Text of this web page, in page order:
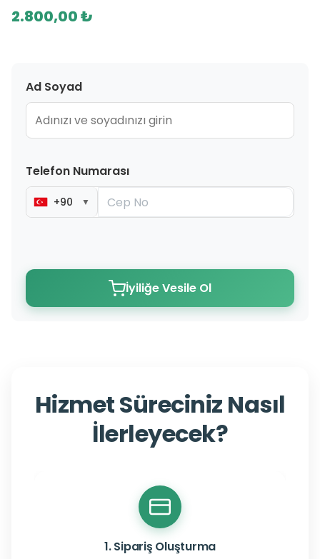
2.800,00 ₺
Ad Soyad
Telefon Numarası
+90 ▼
İyiliğe Vesile Ol
Hizmet Süreciniz Nasıl
İlerleyecek?
1. Sipariş Oluşturma